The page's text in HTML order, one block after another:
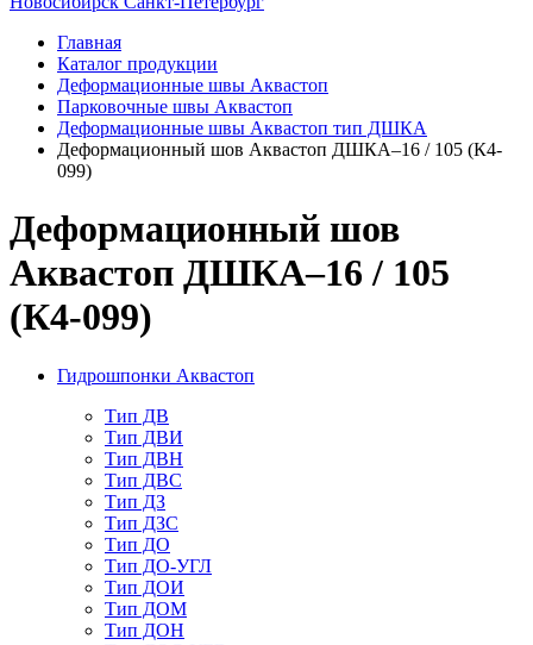
Главная
Каталог продукции
Деформационные швы Аквастоп
Парковочные швы Аквастоп
Деформационные швы Аквастоп тип ДШКА
Деформационный шов Аквастоп ДШКА–16 / 105 (К4-
099)
Деформационный шов
Аквастоп ДШКА–16 / 105
(К4-099)
Гидрошпонки Аквастоп
Тип ДВ
Тип ДВИ
Тип ДВН
Тип ДВС
Тип ДЗ
Тип ДЗС
Тип ДО
Тип ДО-УГЛ
Тип ДОИ
Тип ДОМ
Тип ДОН